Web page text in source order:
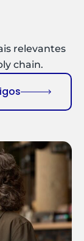
relevantes
chain.